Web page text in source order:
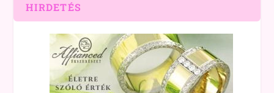
HIRDETÉS